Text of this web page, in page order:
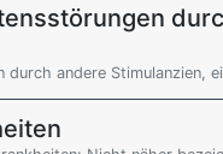
durch andere Stimulanzien,